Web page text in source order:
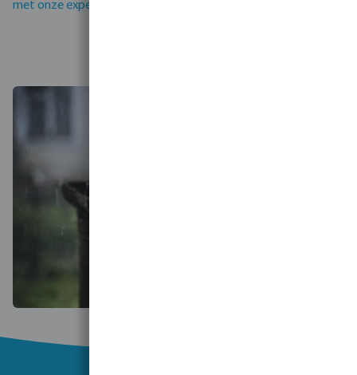
met onze experts